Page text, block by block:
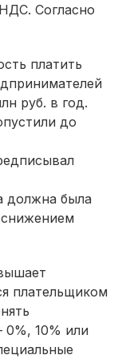
Согласно
платить
руб. в год.
до
должна была
плательщиком
10% или